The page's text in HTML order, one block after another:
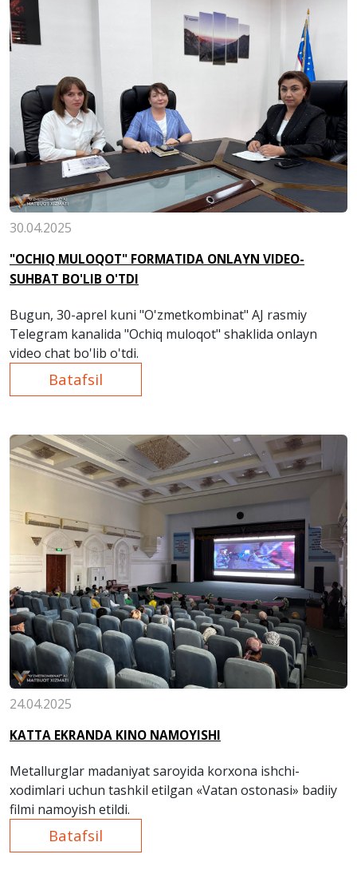
30.04.2025
"OCHIQ MULOQOT" FORMATIDA ONLAYN VIDEO-
SUHBAT BO'LIB O'TDI
Bugun, 30-aprel kuni "O'zmetkombinat" AJ rasmiy
Telegram kanalida "Ochiq muloqot" shaklida onlayn
video chat bo'lib o'tdi.
Batafsil
24.04.2025
KATTA EKRANDA KINO NAMOYISHI
Metallurglar madaniyat saroyida korxona ishchi-
xodimlari uchun tashkil etilgan «Vatan ostonasi» badiiy
filmi namoyish etildi.
Batafsil